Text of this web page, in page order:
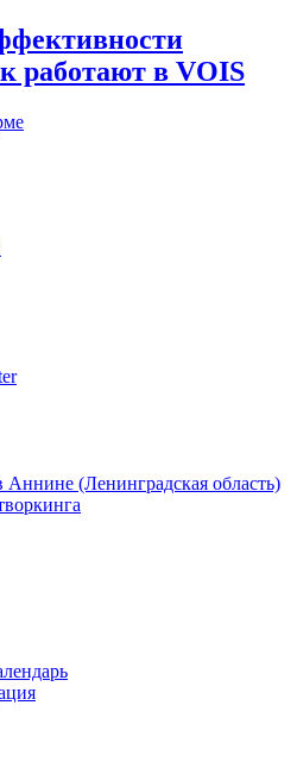
работают в VOIS
(Ленинградская область)